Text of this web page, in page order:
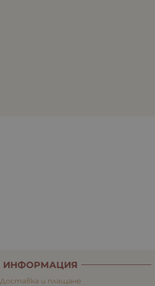
ИНФОРМАЦИЯ
Доставка и плащане